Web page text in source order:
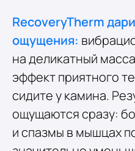
RecoveryTherm
ощущения:
на деликатный
эффект приятного
сидите у камина.
ощущаются сразу:
и спазмы в мышцах